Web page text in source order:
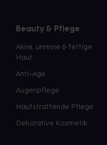
Beauty & Pflege
Akne, unreine & fettige
Haut
Anti-Age
Augenpflege
Hautstraffende Pflege
Dekorative Kosmetik